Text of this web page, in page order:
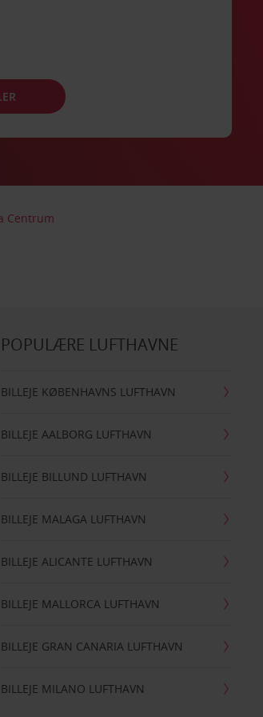
Centrum
POPULÆRE LUFTHAVNE
BILLEJE KØBENHAVNS LUFTHAVN
BILLEJE AALBORG LUFTHAVN
BILLEJE BILLUND LUFTHAVN
BILLEJE MALAGA LUFTHAVN
BILLEJE ALICANTE LUFTHAVN
BILLEJE MALLORCA LUFTHAVN
BILLEJE GRAN CANARIA LUFTHAVN
BILLEJE MILANO LUFTHAVN